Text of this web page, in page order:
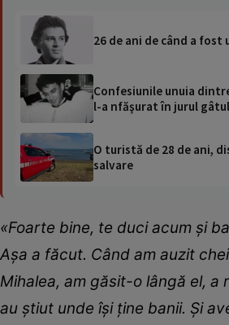
26 de ani de când a fost
Confesiunile unuia
l-a nfăşurat în jurul
O turistă de 28 de ani,
salvare
«Foarte bine, te duci acum și
Așa a făcut. Când am auzit
Mihalea, am găsit-o lângă el, a
au știut unde își ține banii. Și